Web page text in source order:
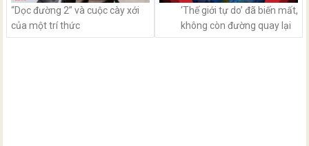
“Dọc đường 2” và cuộc cày xới
của một trí thức
‘Thế giới tự do’ đã biến mất,
không còn đường quay lại